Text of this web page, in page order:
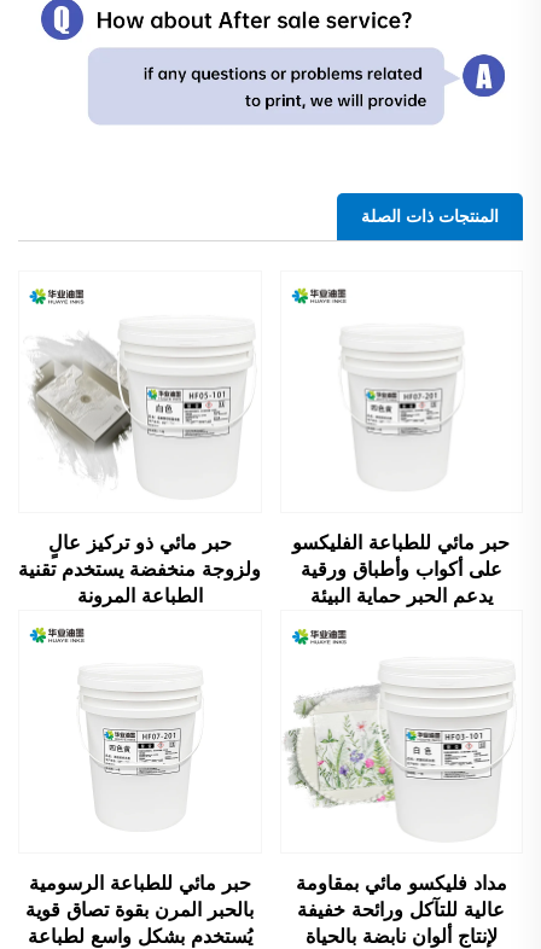
المنتجات ذات الصلة
حبر مائي ذو تركيز عالٍ
ولزوجة منخفضة يستخدم تقنية
الطباعة المرونة
حبر مائي للطباعة الفليكسو
على أكواب وأطباق ورقية
يدعم الحبر حماية البيئة
حبر مائي للطباعة الرسومية
بالحبر المرن بقوة تصاق قوية
يُستخدم بشكل واسع لطباعة
مداد فليكسو مائي بمقاومة
عالية للتآكل ورائحة خفيفة
لإنتاج ألوان نابضة بالحياة